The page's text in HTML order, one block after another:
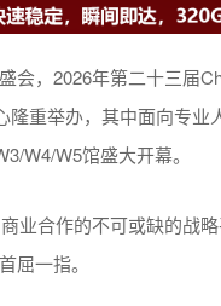
会，2026年第二十三届
重举办，其中面向专业
W4/W5馆盛大开幕。
合作的不可或缺的战略
屈一指。